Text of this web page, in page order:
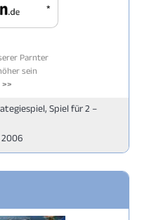
*
Parnter
sein
Spiel für 2 –
2006